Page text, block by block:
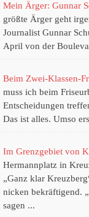
Mein Ärger: Gunnar
größte Ärger geht
Journalist Gunnar
April von der
Beim Zwei-Klassen-
muss ich beim
Entscheidungen
Das ist alles. Umso
Im Grenzgebiet von
Hermannplatz in
„Ganz klar
nicken bekräftigend.
sagen ...